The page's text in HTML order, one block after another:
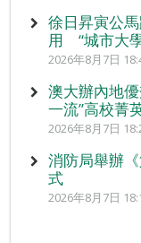
徐日昇寅公
用 “城市大
2026年8月7日
澳大辦內地
一流”高校菁
2026年8月7日
消防局舉辦
式
2026年8月7日